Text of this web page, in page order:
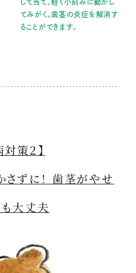
して当て、軽く小刻みに動かし
てみがく。歯茎の炎症を解消す
ることができます。
策２】
さずに！ 歯茎がやせ
大丈夫